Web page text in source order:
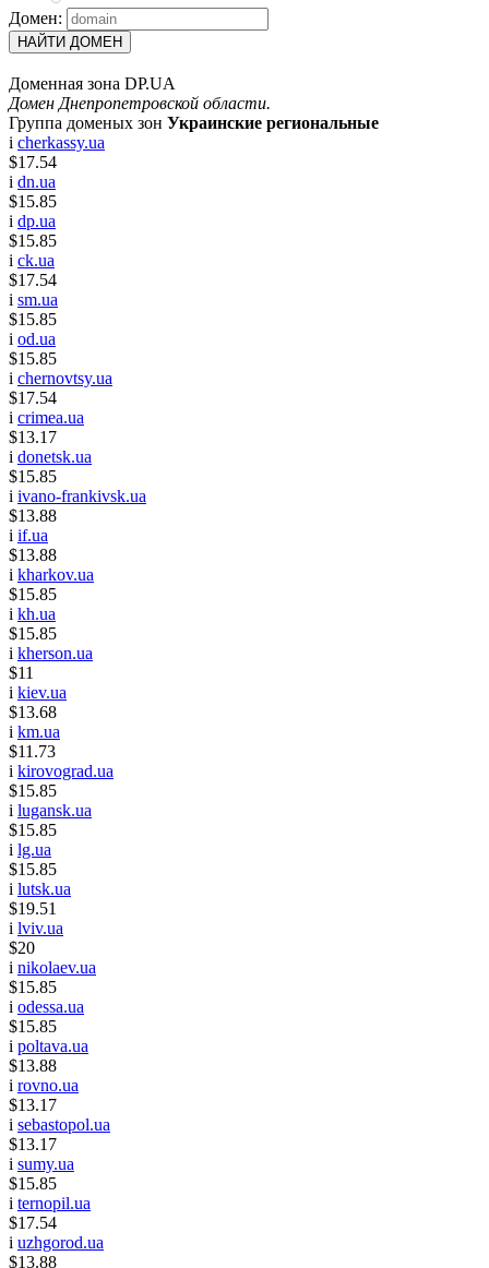
Домен:
НАЙТИ ДОМЕН
Доменная зона DP.UA
Домен Днепропетровской области.
Группа доменых зон Украинские региональные
i cherkassy.ua
$17.54
i dn.ua
$15.85
i dp.ua
$15.85
i ck.ua
$17.54
i sm.ua
$15.85
i od.ua
$15.85
i chernovtsy.ua
$17.54
i crimea.ua
$13.17
i donetsk.ua
$15.85
i ivano-frankivsk.ua
$13.88
i if.ua
$13.88
i kharkov.ua
$15.85
i kh.ua
$15.85
i kherson.ua
$11
i kiev.ua
$13.68
i km.ua
$11.73
i kirovograd.ua
$15.85
i lugansk.ua
$15.85
i lg.ua
$15.85
i lutsk.ua
$19.51
i lviv.ua
$20
i nikolaev.ua
$15.85
i odessa.ua
$15.85
i poltava.ua
$13.88
i rovno.ua
$13.17
i sebastopol.ua
$13.17
i sumy.ua
$15.85
i ternopil.ua
$17.54
i uzhgorod.ua
$13.88